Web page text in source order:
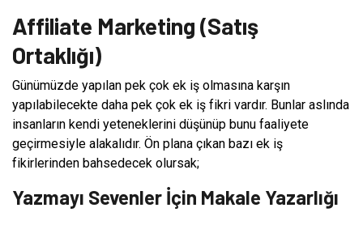
Affiliate Marketing (Satış
Ortaklığı)
Günümüzde yapılan pek çok ek iş olmasına karşın
yapılabilecekte daha pek çok ek iş fikri vardır. Bunlar aslında
insanların kendi yeteneklerini düşünüp bunu faaliyete
geçirmesiyle alakalıdır. Ön plana çıkan bazı ek iş
fikirlerinden bahsedecek olursak;
Yazmayı Sevenler İçin Makale Yazarlığı